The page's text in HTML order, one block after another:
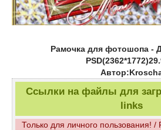
Рамочка для фотошопа -
Ссылки на файлы для
links
Только для личного пользования!